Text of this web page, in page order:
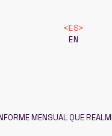
ES
EN
MENSUAL QUE